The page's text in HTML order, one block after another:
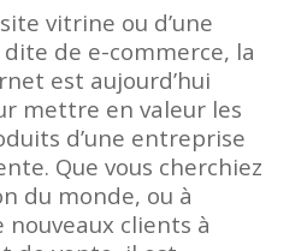
site vitrine ou d’une
de e-commerce, la
est aujourd’hui
mettre en valeur les
d’une entreprise
Que vous cherchiez
du monde, ou à
clients à